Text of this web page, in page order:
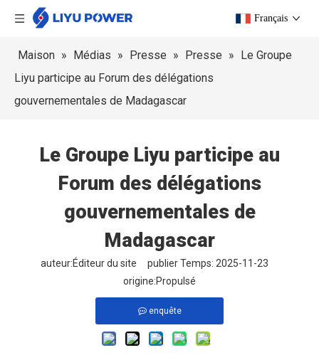
Français
Maison » Médias » Presse » Presse » Le Groupe
Liyu participe au Forum des délégations
gouvernementales de Madagascar
Le Groupe Liyu participe au
Forum des délégations
gouvernementales de
Madagascar
auteur:Éditeur du site publier Temps: 2025-11-23
origine:Propulsé
enquête